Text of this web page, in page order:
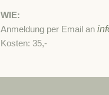
WIE:
Anmeldung per Email an
Kosten: 35,-